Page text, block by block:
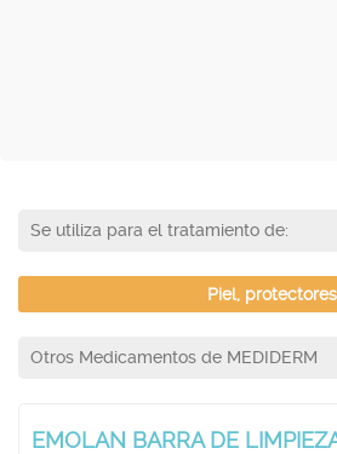
Se utiliza para el tratamiento de:
Piel, protectores
Otros Medicamentos de MEDIDERM
EMOLAN BARRA DE